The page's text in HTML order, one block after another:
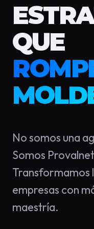
QUE
No somos una
Somos
Transformamos
empresas con
maestría.